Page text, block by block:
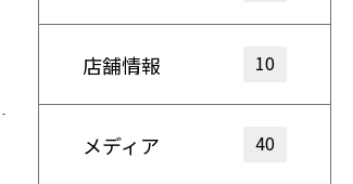
店舗情報 10
メディア 40